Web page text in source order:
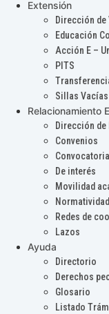
Extensión
Dirección
Educación
Acción E –
PITS
Sillas Vacías
Relacionamiento
Dirección
Convenios
De interés
Movilidad
Normatividad
Redes de
Lazos
Ayuda
Directorio
Derechos
Glosario
Listado